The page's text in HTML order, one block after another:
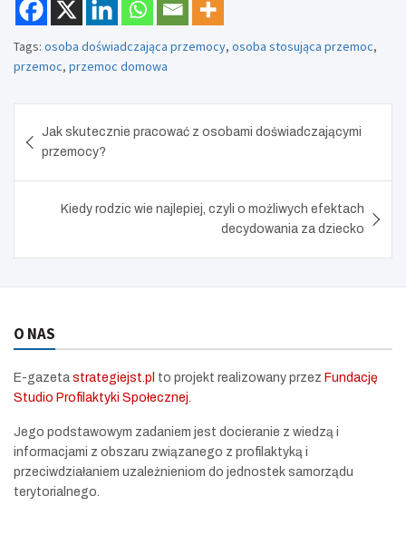
e
Tags: osoba doświadczająca przemocy, osoba stosująca przemoc,
przemoc, przemoc domowa
wpisu
Jak skutecznie pracować z osobami doświadczającymi
przemocy?
Kiedy rodzic wie najlepiej, czyli o możliwych efektach
decydowania za dziecko
O NAS
E-gazeta strategiejst.pl to projekt realizowany przez Fundację
Studio Profilaktyki Społecznej.
Jego podstawowym zadaniem jest docieranie z wiedzą i
informacjami z obszaru związanego z profilaktyką i
przeciwdziałaniem uzależnieniom do jednostek samorządu
terytorialnego.